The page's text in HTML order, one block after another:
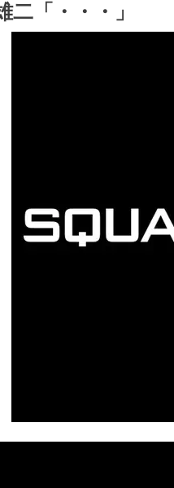
二「・・・」